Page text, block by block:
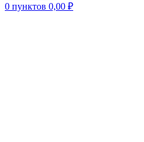
0 пунктов 0,00 ₽